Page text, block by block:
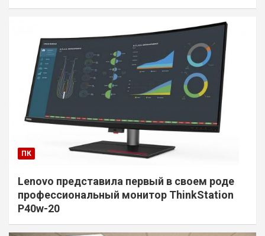
ПК
Lenovo представила первый в своем роде
профессиональный монитор ThinkStation
P40w-20